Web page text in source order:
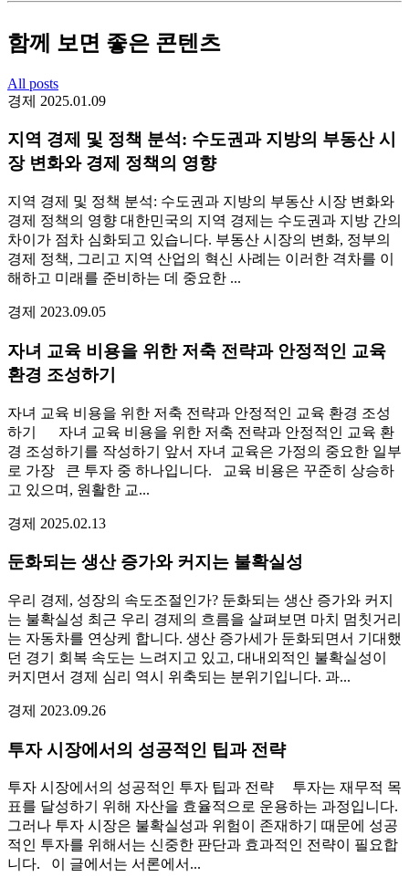
함께 보면 좋은 콘텐츠
All posts
경제 2025.01.09
지역 경제 및 정책 분석: 수도권과 지방의 부동산 시
장 변화와 경제 정책의 영향
지역 경제 및 정책 분석: 수도권과 지방의 부동산 시장 변화와
경제 정책의 영향 대한민국의 지역 경제는 수도권과 지방 간의
차이가 점차 심화되고 있습니다. 부동산 시장의 변화, 정부의
경제 정책, 그리고 지역 산업의 혁신 사례는 이러한 격차를 이
해하고 미래를 준비하는 데 중요한 ...
경제 2023.09.05
자녀 교육 비용을 위한 저축 전략과 안정적인 교육
환경 조성하기
자녀 교육 비용을 위한 저축 전략과 안정적인 교육 환경 조성
하기 자녀 교육 비용을 위한 저축 전략과 안정적인 교육 환
경 조성하기를 작성하기 앞서 자녀 교육은 가정의 중요한 일부
로 가장 큰 투자 중 하나입니다. 교육 비용은 꾸준히 상승하
고 있으며, 원활한 교...
경제 2025.02.13
둔화되는 생산 증가와 커지는 불확실성
우리 경제, 성장의 속도조절인가? 둔화되는 생산 증가와 커지
는 불확실성 최근 우리 경제의 흐름을 살펴보면 마치 멈칫거리
는 자동차를 연상케 합니다. 생산 증가세가 둔화되면서 기대했
던 경기 회복 속도는 느려지고 있고, 대내외적인 불확실성이
커지면서 경제 심리 역시 위축되는 분위기입니다. 과...
경제 2023.09.26
투자 시장에서의 성공적인 팁과 전략
투자 시장에서의 성공적인 투자 팁과 전략 투자는 재무적 목
표를 달성하기 위해 자산을 효율적으로 운용하는 과정입니다.
그러나 투자 시장은 불확실성과 위험이 존재하기 때문에 성공
적인 투자를 위해서는 신중한 판단과 효과적인 전략이 필요합
니다. 이 글에서는 서론에서...